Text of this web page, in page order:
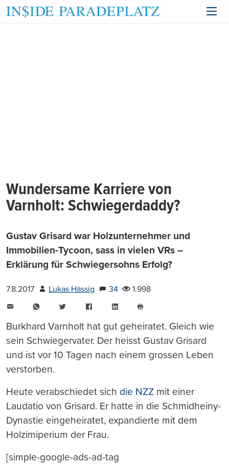
Wundersame Karriere von
Varnholt: Schwiegerdaddy?
Gustav Grisard war Holzunternehmer und
Immobilien-Tycoon, sass in vielen VRs –
Erklärung für Schwiegersohns Erfolg?
7.8.2017 Lukas Hässig 34
1.998
WhatsAppTwitter FacebookLinkedIn
drucken
Burkhard Varnholt hat gut geheiratet. Gleich wie
sein Schwiegervater. Der heisst Gustav Grisard
und ist vor 10 Tagen nach einem grossen Leben
verstorben.
Heute verabschiedet sich die NZZ mit einer
Laudatio von Grisard. Er hatte in die Schmidheiny-
Dynastie eingeheiratet, expandierte mit dem
Holzimiperium der Frau.
[simple-google-ads-ad-tag